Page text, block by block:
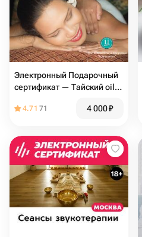
Электронный Подарочный
сертификат — Тайский oil-
4.71 71 4 000₽